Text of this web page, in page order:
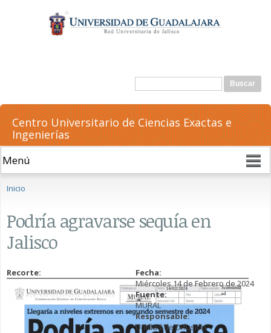
contenido
principal
Formulario de búsqueda
Buscar
Centro Universitario de Ciencias Exactas e
Ingenierías
Inicio
Podría agravarse sequía en
Jalisco
Recorte:
Fecha:
Miércoles 14 de Febrero de 2024
Fuente:
MURAL
Responsable:
Unidad de Difusión